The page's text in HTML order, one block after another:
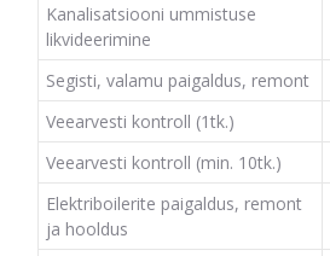
Kanalisatsiooni ummistuse
likvideerimine
Segisti, valamu paigaldus, remont
Veearvesti kontroll (1tk.)
Veearvesti kontroll (min. 10tk.)
Elektriboilerite paigaldus, remont
ja hooldus